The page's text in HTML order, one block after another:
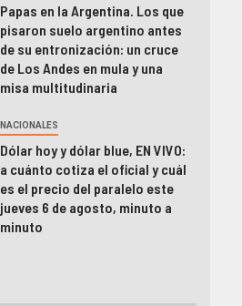
Papas en la Argentina. Los que
pisaron suelo argentino antes
de su entronización: un cruce
de Los Andes en mula y una
misa multitudinaria
NACIONALES
Dólar hoy y dólar blue, EN VIVO:
a cuánto cotiza el oficial y cuál
es el precio del paralelo este
jueves 6 de agosto, minuto a
minuto